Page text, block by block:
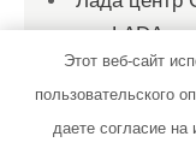
дилер LADA
Ладья,
Ладья,
Этот веб-сайт
пользовательского
даете согласие